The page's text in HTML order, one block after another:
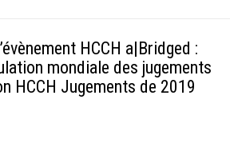
HCCH a|Bridged :
mondiale des jugements
HCCH Jugements de 2019